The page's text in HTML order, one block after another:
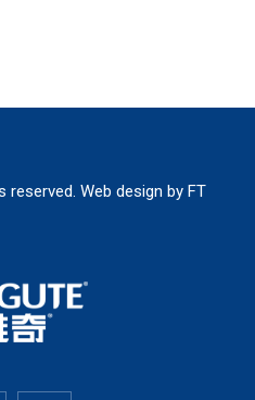
reserved. Web design by FT